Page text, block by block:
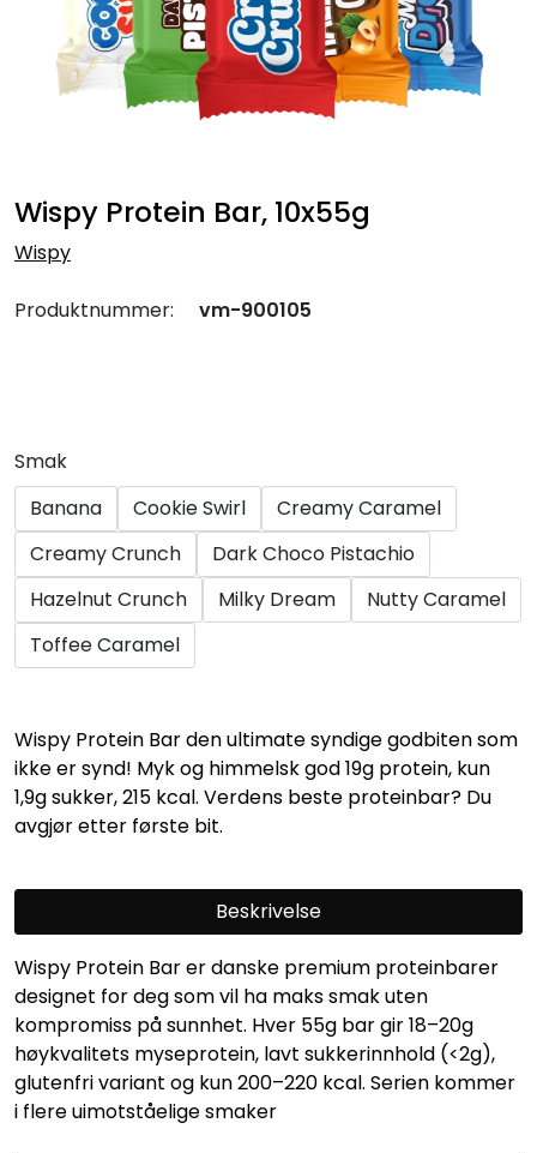
Wispy Protein Bar, 10x55g
Wispy
Produktnummer: vm-900105
Smak
Banana
Cookie Swirl
Creamy Caramel
Creamy Crunch
Dark Choco Pistachio
Hazelnut Crunch
Milky Dream
Nutty Caramel
Toffee Caramel
Wispy Protein Bar den ultimate syndige godbiten som
ikke er synd! Myk og himmelsk god 19g protein, kun
1,9g sukker, 215 kcal. Verdens beste proteinbar? Du
avgjør etter første bit.
Beskrivelse
Wispy Protein Bar er danske premium proteinbarer
designet for deg som vil ha maks smak uten
kompromiss på sunnhet. Hver 55g bar gir 18–20g
høykvalitets myseprotein, lavt sukkerinnhold (<2g),
glutenfri variant og kun 200–220 kcal. Serien kommer
i flere uimotståelige smaker